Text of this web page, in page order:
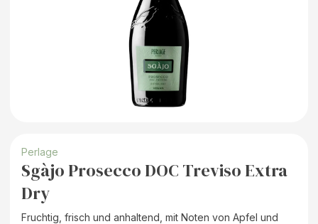
Perlage
Sgàjo Prosecco DOC Treviso Extra
Dry
Fruchtig, frisch und anhaltend, mit Noten von Apfel und